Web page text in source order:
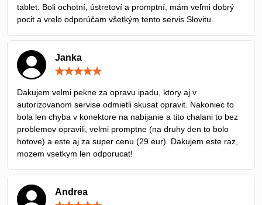
tablet. Boli ochotní, ústretoví a promptní, mám veľmi dobrý
pocit a vrelo odporúčam všetkým tento servis Slovitu.
Janka
5
Dakujem velmi pekne za opravu ipadu, ktory aj v
autorizovanom servise odmietli skusat opravit. Nakoniec to
bola len chyba v konektore na nabijanie a tito chalani to bez
problemov opravili, velmi promptne (na druhy den to bolo
hotove) a este aj za super cenu (29 eur). Dakujem este raz,
mozem vsetkym len odporucat!
Andrea